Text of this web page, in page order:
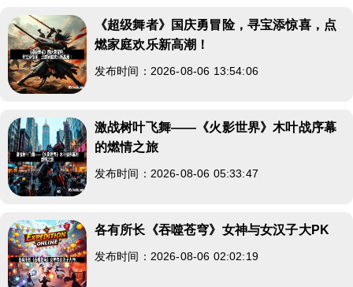
《超级舞者》国庆勇冒险，寻宝添惊喜，点
燃家庭欢乐新高潮！
发布时间：2026-08-06 13:54:06
激战树叶飞舞——《火影世界》木叶战序幕
的燃情之旅
发布时间：2026-08-06 05:33:47
各有所长《吞噬苍穹》女神与女汉子大PK
发布时间：2026-08-06 02:02:19